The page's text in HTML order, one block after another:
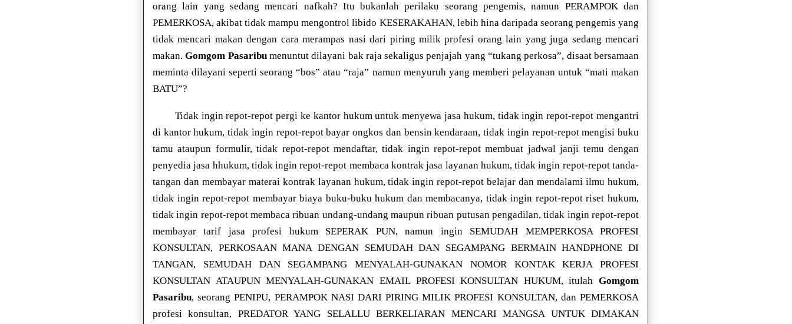
orang lain yang sedang mencari nafkah? Itu bukanlah perilaku seorang pengemis, namun PERAMPOK dan
PEMERKOSA, akibat tidak mampu mengontrol libido KESERAKAHAN, lebih hina daripada seorang pengemis yang
tidak mencari makan dengan cara merampas nasi dari piring milik profesi orang lain yang juga sedang mencari
makan.Gomgom Pasaribumenuntut dilayani bak raja sekaligus penjajah yang “tukang perkosa”, disaat bersamaan
meminta dilayani seperti seorang “bos” atau “raja” namun menyuruh yang memberi pelayanan untuk “mati makan
BATU”?
Tidak ingin repot-repot pergi ke kantor hukum untuk menyewa jasa hukum, tidak ingin repot-repot mengantri
di kantor hukum, tidak ingin repot-repot bayar ongkos dan bensin kendaraan, tidak ingin repot-repot mengisi buku
tamu ataupun formulir, tidak repot-repot mendaftar, tidak ingin repot-repot membuat jadwal janji temu dengan
penyedia jasa hhukum, tidak ingin repot-repot membaca kontrak jasa layanan hukum, tidak ingin repot-repot tanda-
tangan dan membayar materai kontrak layanan hukum, tidak ingin repot-repot belajar dan mendalami ilmu hukum,
tidak ingin repot-repot membayar biaya buku-buku hukum dan membacanya, tidak ingin repot-repot riset hukum,
tidak ingin repot-repot membaca ribuan undang-undang maupun ribuan putusan pengadilan, tidak ingin repot-repot
membayar tarif jasa profesi hukum SEPERAK PUN, namun ingin SEMUDAH MEMPERKOSA PROFESI
KONSULTAN, PERKOSAAN MANA DENGAN SEMUDAH DAN SEGAMPANG BERMAIN HANDPHONE DI
TANGAN, SEMUDAH DAN SEGAMPANG MENYALAH-GUNAKAN NOMOR KONTAK KERJA PROFESI
KONSULTAN ATAUPUN MENYALAH-GUNAKAN EMAIL PROFESI KONSULTAN HUKUM, itulah Gomgom
Pasaribu, seorang PENIPU, PERAMPOK NASI DARI PIRING MILIK PROFESI KONSULTAN, dan PEMERKOSA
profesi konsultan, PREDATOR YANG SELALLU BERKELIARAN MENCARI MANGSA UNTUK DIMAKAN